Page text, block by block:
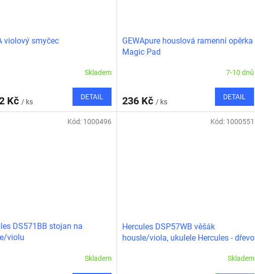
violový smyčec
Skladem
Kč / ks
DETAIL
GEWApure houslová ramenní opěrka
Magic Pad
7-10 dnů
236 Kč / ks
DETAIL
DS571BB stojan na
violu
Skladem
Kód: 1000496
Hercules DSP57WB věšák
housle/viola, ukulele Hercules - dřevo
Skladem
Kód: 1000551